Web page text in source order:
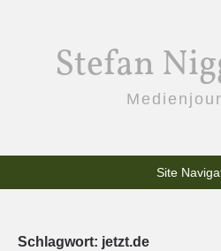
Stefan
Site
Schlagwort: jetzt.de